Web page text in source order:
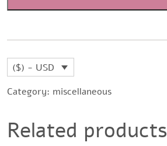
($) - USD
Category: miscellaneous
Related products